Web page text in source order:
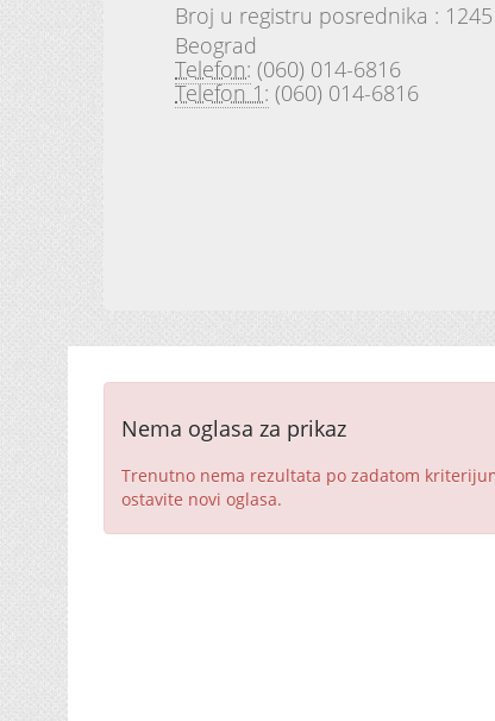
Broj u registru posrednika : 1245
Beograd
Telefon: (060) 014-6816
Telefon 1: (060) 014-6816
Nema oglasa za prikaz
Trenutno nema rezultata po zadatom
ostavite novi oglasa.